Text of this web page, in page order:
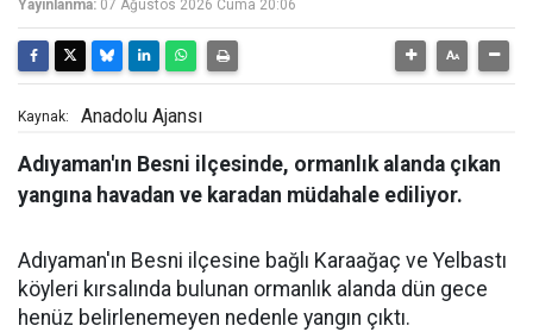
Yayınlanma: 07 Ağustos 2026 Cuma 20:06
Kaynak: Anadolu Ajansı
Adıyaman'ın Besni ilçesinde, ormanlık alanda çıkan
yangına havadan ve karadan müdahale ediliyor.
Adıyaman'ın Besni ilçesine bağlı Karaağaç ve Yelbastı
köyleri kırsalında bulunan ormanlık alanda dün gece
henüz belirlenemeyen nedenle yangın çıktı.